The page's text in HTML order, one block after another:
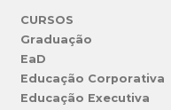
CURSOS
Graduação
EaD
Educação Corporativa
Educação Executiva